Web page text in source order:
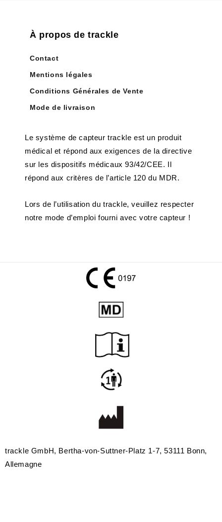
À propos de trackle
Contact
Mentions légales
Conditions Générales de Vente
Mode de livraison
Le système de capteur trackle est un produit
médical et répond aux exigences de la directive
sur les dispositifs médicaux 93/42/CEE. Il
répond aux critères de l’article 120 du MDR.
Lors de l’utilisation du trackle, veuillez respecter
notre mode d’emploi fourni avec votre capteur !
trackle GmbH, Bertha-von-Suttner-Platz 1-7, 53111 Bonn,
Allemagne